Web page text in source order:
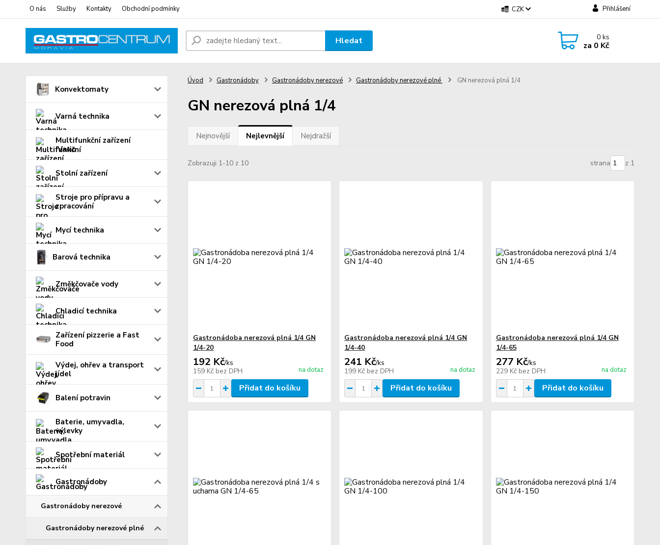
O nás Služby Kontakty Obchodní podmínky CZK Přihlášení
Hledat 0ks
za 0 Kč
Konvektomaty
Varná technika
Multifunkční zařízení
iVario
Stolní zařízení
Stroje pro přípravu a
zpracování
Mycí technika
Barová technika
Změkčovače vody
Chladicí technika
Zařízení pizzerie a Fast
Food
Výdej, ohřev a transport
jídel
Balení potravin
Baterie, umyvadla,
výlevky
Spotřební materiál
Gastronádoby
Gastronádoby nerezové
Gastronádoby nerezové plné
Úvod Gastronádoby Gastronádoby nerezové Gastronádoby nerezové plné GN nerezová plná 1/4
GN nerezová plná 1/4
Nejnovější Nejlevnější Nejdražší
Zobrazuji 1-10 z 10 strana z 1
Gastronádoba nerezová plná 1/4 GN
1/4-20
192 Kč/ks
159 Kč bez DPH na dotaz
Přidat do košíku
Gastronádoba nerezová plná 1/4 GN
1/4-40
241 Kč/ks
199 Kč bez DPH na dotaz
Přidat do košíku
Gastronádoba nerezová plná 1/4 GN
1/4-65
277 Kč/ks
229 Kč bez DPH na dotaz
Přidat do košíku